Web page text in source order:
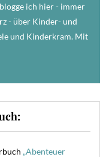
ich hier - immer
- über Kinder- und
und Kinderkram. Mit
„Abenteuer